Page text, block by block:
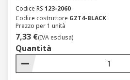
Codice RS 123-2060
Codice costruttore GZT4-BLACK
Prezzo per 1 unità
7,33 €(IVA esclusa)
Quantità